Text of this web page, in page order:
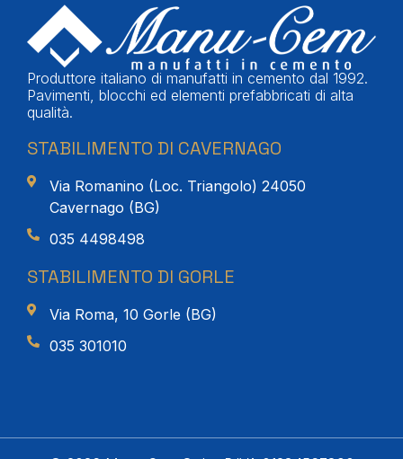
Produttore italiano di manufatti in cemento dal 1992.
Pavimenti, blocchi ed elementi prefabbricati di alta
qualità.
STABILIMENTO DI CAVERNAGO
Via Romanino (Loc. Triangolo) 24050
Cavernago (BG)
035 4498498
STABILIMENTO DI GORLE
Via Roma, 10 Gorle (BG)
035 301010